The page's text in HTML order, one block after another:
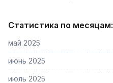
Статистика по месяцам:
май 2025
июнь 2025
июль 2025